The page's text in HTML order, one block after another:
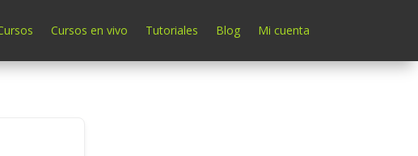
Cursos en vivo Tutoriales Blog Mi cuenta